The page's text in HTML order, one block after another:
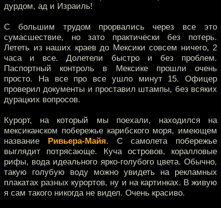
дурдом, ад и Израиль!
С большим трудом прорвались через все это
сумасшествие, но зато практически без потерь.
Лететь из наших краев до Мексики совсем ничего, 2
часа и все. Долетели быстро и без проблем.
Паспортный контроль в Мексике прошли очень
просто. На все про все ушло минут 15. Офицер
проверил документы и проставил штампы, без всяких
дурацких вопросов.
Курорт, на который мы поехали, находился на
мексиканском побережье карибского моря, имеющем
название Ривьера-Майя. С самолета побережье
выглядит потрясающе. Куча островов, коралловые
рифы, вода идеального ярко-голубого цвета. Обычно,
такую голубую воду можно увидеть на рекламных
плакатах разных курортов, ну и на картинках. В живую
я сам такого никогда не видел. Очень красиво.